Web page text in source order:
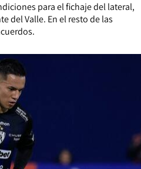
para el fichaje del lateral,
del Valle. En el resto de las